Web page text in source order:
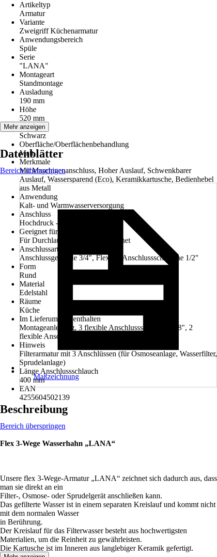
Artikeltyp
Armatur
Variante
Zweigriff Küchenarmatur
Anwendungsbereich
Spüle
Serie
"LANA"
Montageart
Standmontage
Ausladung
190 mm
Höhe
520 mm
Farbton
Schwarz
Oberfläche/Oberflächenbehandlung
Matt
Merkmale
Mit Maschinenanschluss, Hoher Auslauf, Schwenkbarer
Auslauf, Wassersparend (Eco), Keramikkartusche, Bedienhebel
aus Metall
Anwendung
Kalt- und Warmwasserversorgung
Anschluss
Hochdruck - druckfest
Geeignet für
Für Durchlauferhitzer nicht geeignet
Anschlussart
Anschlussgewinde 3/4", Flexible Anschlussschläuche 1/2"
Form
Rund
Material
Edelstahl
Räume
Küche
Im Lieferumfang enthalten
Montageanleitung, 3 flexible Anschlussschläuche 3/8", 2
flexible Anschlussschläuche 1/2", Küchenarmatur
Hinweis
Filterarmatur mit 3 Anschlüssen (für Osmoseanlage, Wasserfilter,
Sprudelanlage)
Länge Anschlussschlauch
400 mm
EAN
4255604502139
Mehr anzeigen
Datenblätter
Bereich überspringen
Maßzeichnung
Beschreibung
Bereich überspringen
Flex 3-Wege Wasserhahn „LANA“
Unsere flex 3-Wege-Armatur „LANA“ zeichnet sich dadurch aus, dass
man sie direkt an ein
Filter-, Osmose- oder Sprudelgerät anschließen kann.
Das gefilterte Wasser ist in einem separaten Kreislauf und kommt nicht
mit dem normalen Wasser
in Berührung.
Der Kreislauf für das Filterwasser besteht aus hochwertigsten
Materialien, um die Reinheit zu gewährleisten.
Die Kartusche ist im Inneren aus langlebiger Keramik gefertigt.